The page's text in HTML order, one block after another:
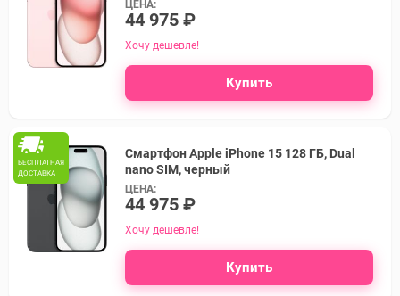
ЦЕНА:
44 975 ₽
Хочу дешевле!
Купить
БЕСПЛАТНАЯ
ДОСТАВКА
Смартфон Apple iPhone 15 128 ГБ, Dual
nano SIM, черный
ЦЕНА:
44 975 ₽
Хочу дешевле!
Купить